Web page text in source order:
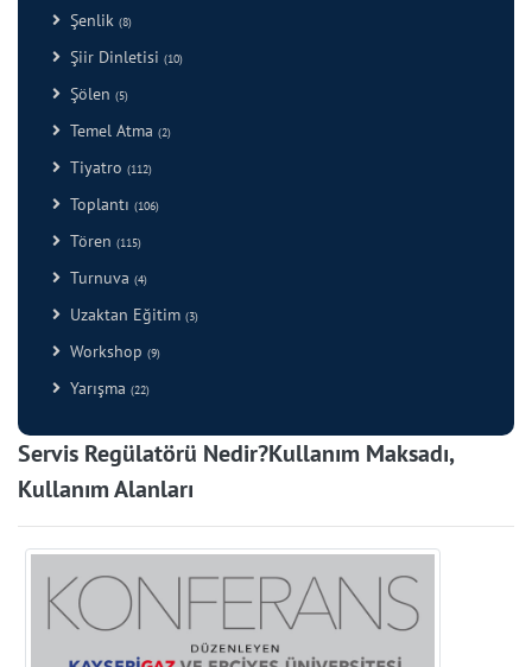
Şenlik (8)
Şiir Dinletisi (10)
Şölen (5)
Temel Atma (2)
Tiyatro (112)
Toplantı (106)
Tören (115)
Turnuva (4)
Uzaktan Eğitim (3)
Workshop (9)
Yarışma (22)
Servis Regülatörü Nedir?Kullanım Maksadı,
Kullanım Alanları